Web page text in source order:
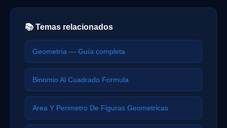
📚 Temas relacionados
Geometría — Guía completa
Binomio Al Cuadrado Formula
Area Y Perimetro De Figuras Geometricas